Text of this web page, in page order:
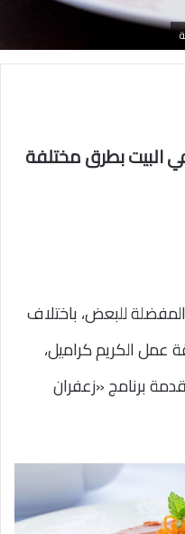
البيت بطرق مختلفة
للبعض، باختلاف
عمل الكريم كراميل،
برنامج «زعفران